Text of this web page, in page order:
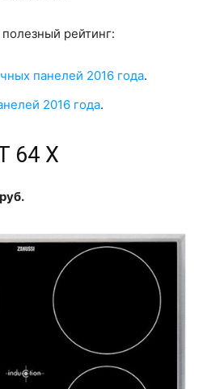
рейтинг:
панелей 2016 года.
2016 года.
64 X